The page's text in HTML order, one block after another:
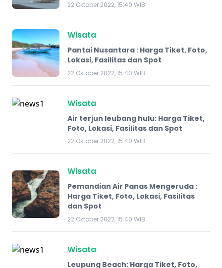
22 Oktober 2022, 15:40 WIB
Wisata
Pantai Nusantara : Harga Tiket, Foto,
Lokasi, Fasilitas dan Spot
22 Oktober 2022, 15:40 WIB
Wisata
Air terjun leubang hulu: Harga Tiket,
Foto, Lokasi, Fasilitas dan Spot
22 Oktober 2022, 15:40 WIB
Wisata
Pemandian Air Panas Mengeruda :
Harga Tiket, Foto, Lokasi, Fasilitas
dan Spot
22 Oktober 2022, 15:40 WIB
Wisata
Leupung Beach: Harga Tiket, Foto,